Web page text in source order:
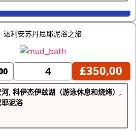
达利安苏丹尼耶泥浴之旅
4 £350,00
, 科伊杰伊兹湖（游泳休息和烧烤）,
泥浴